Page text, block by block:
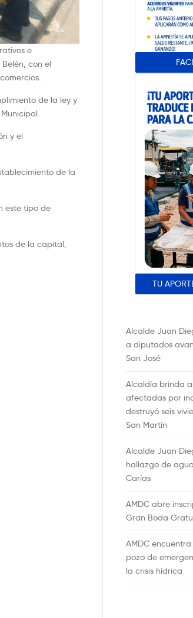
e
con el
de la ley y
y el
de la
este tipo de
de la capital,
TU
Alcalde Juan
a diputados
San José
Alcaldía brinda
afectadas por
destruyó seis
San Martín
Alcalde Juan
hallazgo de
Carías
AMDC abre
Gran Boda
AMDC
pozo de
la crisis hídrica